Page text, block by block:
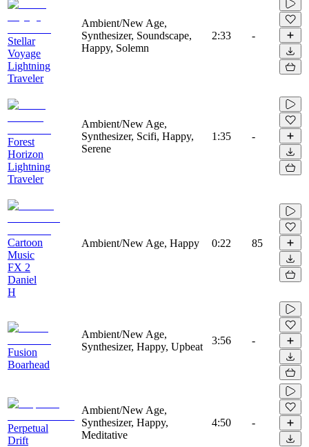
Stellar
Voyage
Lightning
Traveler
Ambient/New Age,
Synthesizer, Soundscape,
Happy, Solemn
2:33 -
Forest
Horizon
Lightning
Traveler
Ambient/New Age,
Synthesizer, Scifi, Happy,
Serene
1:35 -
Cartoon
Music
FX 2
Daniel
H
Ambient/New Age, Happy 0:22 85
Fusion
Boarhead
Ambient/New Age,
Synthesizer, Happy, Upbeat
3:56 -
Perpetual
Drift
Ambient/New Age,
Synthesizer, Happy,
Meditative
4:50 -